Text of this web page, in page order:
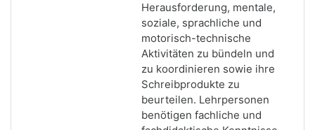
Herausforderung, mentale,
soziale, sprachliche und
motorisch-technische
Aktivitäten zu bündeln und
zu koordinieren sowie ihre
Schreibprodukte zu
beurteilen. Lehrpersonen
benötigen fachliche und